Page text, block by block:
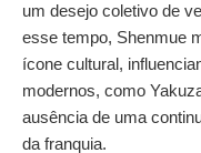
um desejo coletivo de
esse tempo, Shenmue
ícone cultural,
modernos, como
ausência de uma
da franquia.